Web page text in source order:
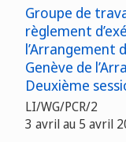
Groupe de
règlement
l’Arrangement
Genève de
Deuxième
LI/WG/PCR/2
3 avril au 5 avril